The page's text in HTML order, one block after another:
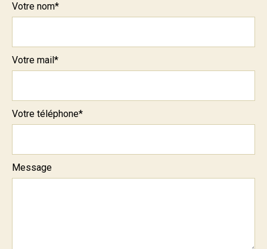
Votre nom*
Votre mail *
Votre téléphone*
Message